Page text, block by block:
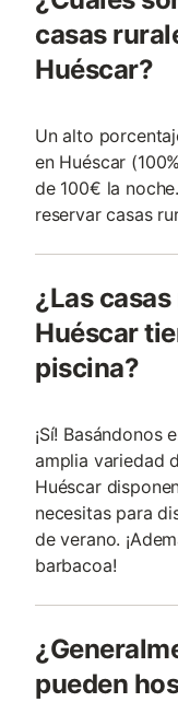
casas
Huéscar?
Un alto
en Huéscar
de 100€ la
reservar casas
¿Las
Huéscar
piscina?
¡Sí! Basándonos
amplia variedad
Huéscar
necesitas para
de verano.
barbacoa!
pueden